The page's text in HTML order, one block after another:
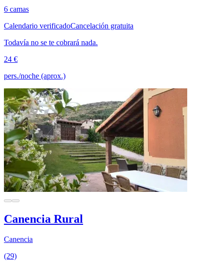
6 camas
Calendario verificadoCancelación gratuita
Todavía no se te cobrará nada.
24 €
pers./noche (aprox.)
Canencia Rural
Canencia
(29)